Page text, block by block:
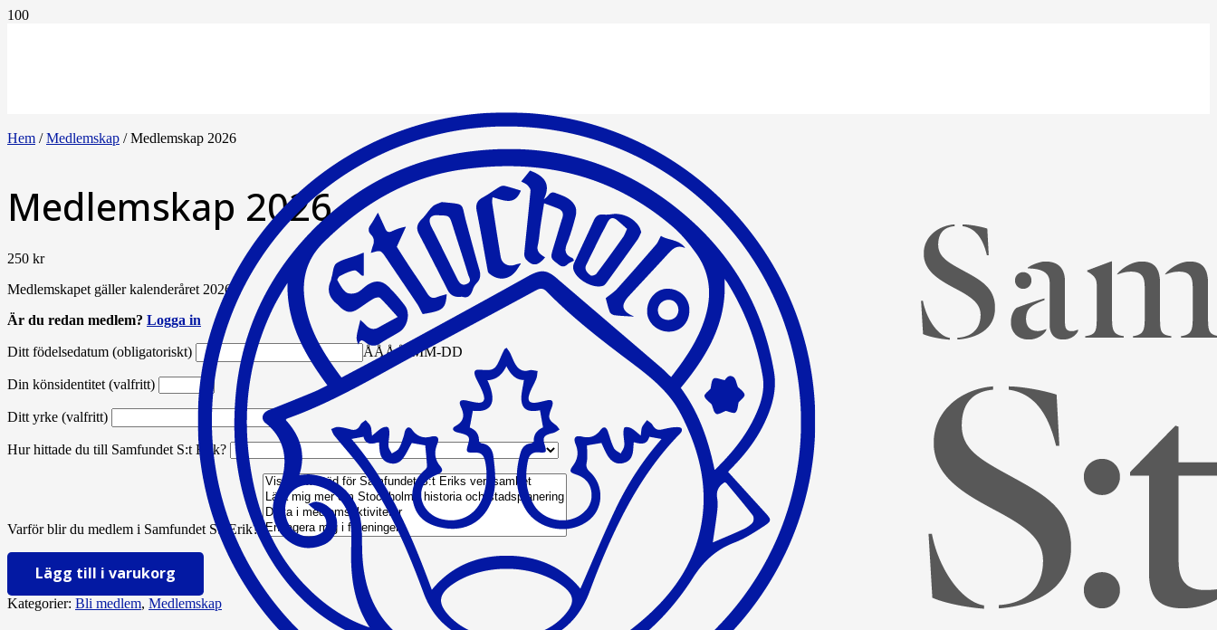
Hem /Medlemskap / Medlemskap 2026
Medlemskap 2026
250 kr
Medlemskapet gäller kalenderåret 2026.
Är du redan medlem? Logga in
Ditt födelsedatum (obligatoriskt) ÅÅÅÅ-MM-DD
Din könsidentitet (valfritt)
Ditt yrke (valfritt)
Hur hittade du till Samfundet S:t Erik?
Varför blir du medlem i Samfundet S:t Erik?
Medlemskap
mängd
Lägg till i varukorg
Kategorier: Bli medlem, Medlemskap